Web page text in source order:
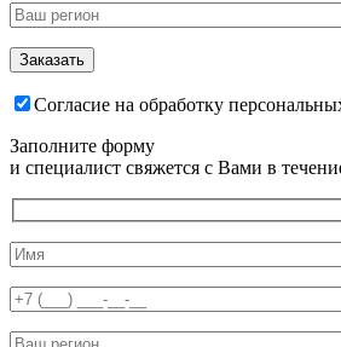
Согласие на обработку
Заполните форму
и специалист свяжется с Вами в